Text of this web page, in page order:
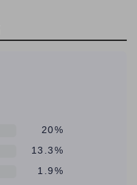
20%
13.3%
1.9%